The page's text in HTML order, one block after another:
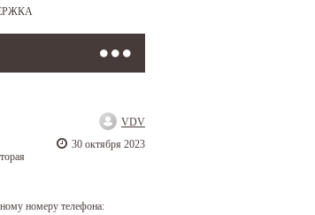
VDV
30 октября 2023
номеру телефона: